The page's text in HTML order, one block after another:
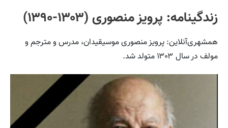
زندگینامه: پرویز منصوری (۱۳۰۳-۱۳۹۰)
همشهری‌آنلاین: پرویز منصوری موسیقیدان، مدرس و مترجم و
مولف در سال ۱۳۰۳ متولد شد.